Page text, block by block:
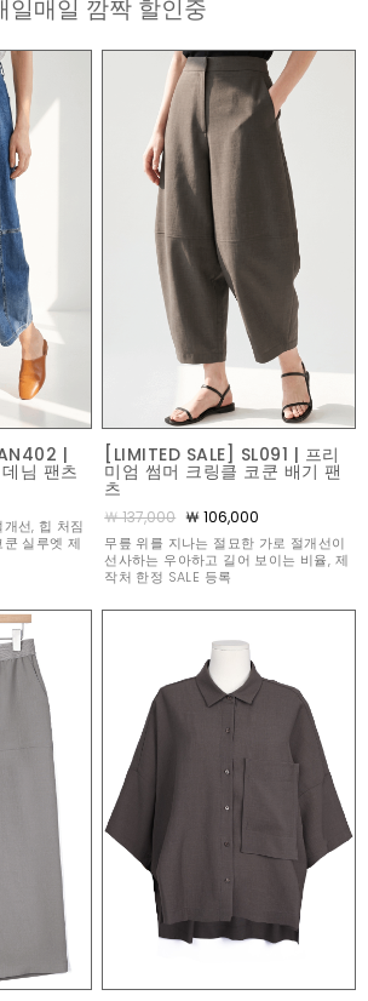
일매일 깜짝 할인중
|
님 팬츠
선, 힙 처짐
실루엣 제
[LIMITED SALE] SL091 | 프리
미엄 썸머 크링클 코쿤 배기 팬
츠
￦ 137,000 ￦ 106,000
무릎 위를 지나는 절묘한 가로 절개선이
선사하는 우아하고 길어 보이는 비율, 제
작처 한정 SALE 등록